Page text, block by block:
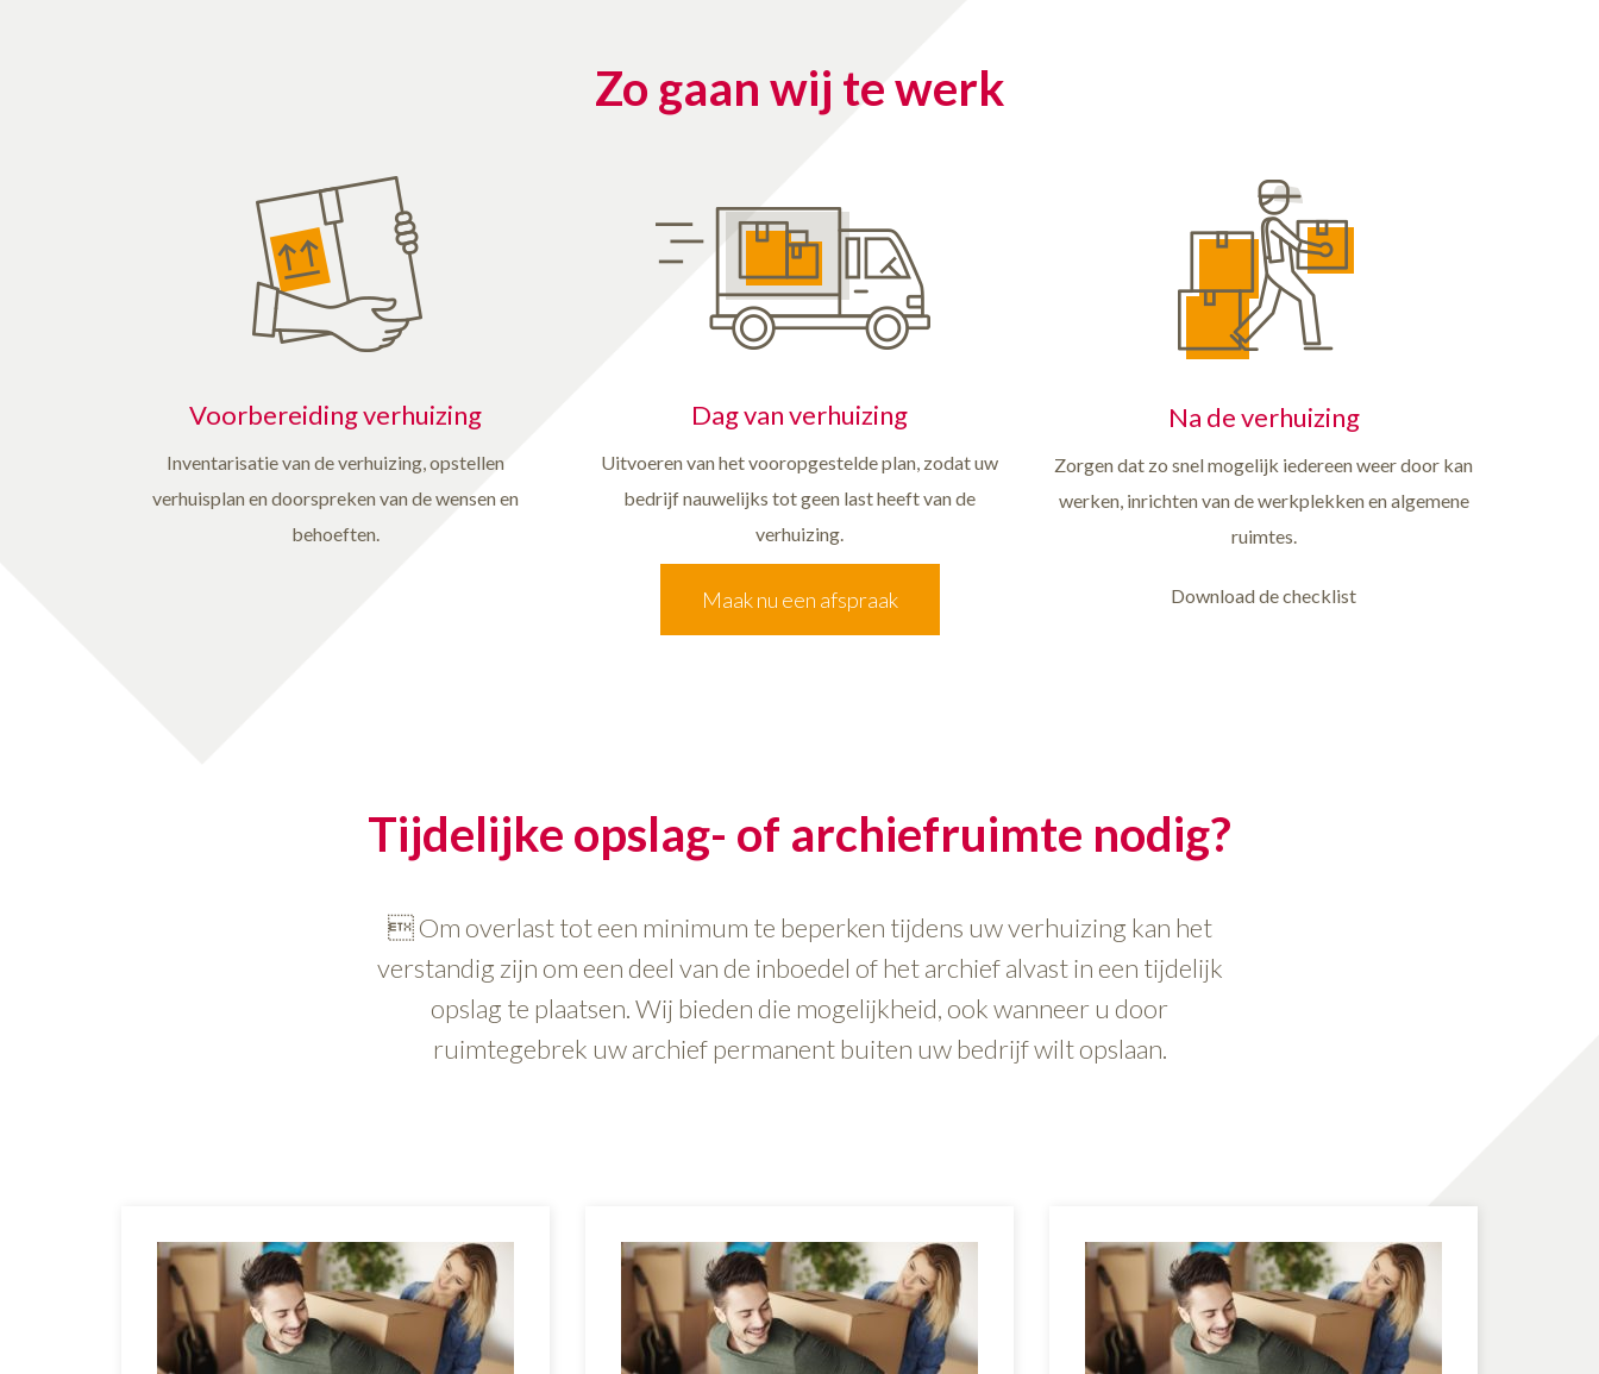
Zo gaan wij te werk
Voorbereiding verhuizing
Inventarisatie van de verhuizing, opstellen
verhuisplan en doorspreken van de wensen en
behoeften.
Dag van verhuizing
Uitvoeren van het vooropgestelde plan, zodat uw
bedrijf nauwelijks tot geen last heeft van de
verhuizing.
Maak nu een afspraak
Na de verhuizing
Zorgen dat zo snel mogelijk iedereen weer door kan
werken, inrichten van de werkplekken en algemene
ruimtes.
Download de checklist
Tijdelijke opslag- of archiefruimte nodig?
 Om overlast tot een minimum te beperken tijdens uw verhuizing kan het
verstandig zijn om een deel van de inboedel of het archief alvast in een tijdelijk
opslag te plaatsen. Wij bieden die mogelijkheid, ook wanneer u door
ruimtegebrek uw archief permanent buiten uw bedrijf wilt opslaan.